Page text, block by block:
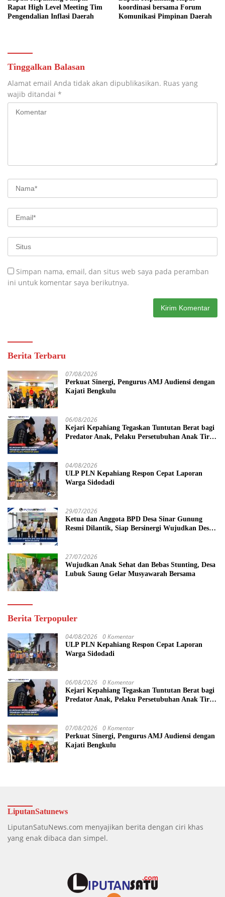
Rapat High Level Meeting Tim
Pengendalian Inflasi Daerah
koordinasi bersama Forum
Komunikasi Pimpinan Daerah
Tinggalkan Balasan
Alamat email Anda tidak akan dipublikasikan. Ruas yang
wajib ditandai *
Simpan nama, email, dan situs web saya pada peramban
ini untuk komentar saya berikutnya.
Berita Terbaru
07/08/2026
Perkuat Sinergi, Pengurus AMJ Audiensi dengan
Kajati Bengkulu
06/08/2026
Kejari Kepahiang Tegaskan Tuntutan Berat bagi
Predator Anak, Pelaku Persetubuhan Anak Tiri
04/08/2026
ULP PLN Kepahiang Respon Cepat Laporan
Warga Sidodadi
29/07/2026
Ketua dan Anggota BPD Desa Sinar Gunung
Resmi Dilantik, Siap Bersinergi Wujudkan Desa
27/07/2026
Wujudkan Anak Sehat dan Bebas Stunting, Desa
Lubuk Saung Gelar Musyawarah Bersama
Berita Terpopuler
04/08/2026 0 Komentar
ULP PLN Kepahiang Respon Cepat Laporan
Warga Sidodadi
06/08/2026 0 Komentar
Kejari Kepahiang Tegaskan Tuntutan Berat bagi
Predator Anak, Pelaku Persetubuhan Anak Tiri
07/08/2026 0 Komentar
Perkuat Sinergi, Pengurus AMJ Audiensi dengan
Kajati Bengkulu
LiputanSatunews
LiputanSatuNews.com menyajikan berita dengan ciri khas
yang enak dibaca dan simpel.